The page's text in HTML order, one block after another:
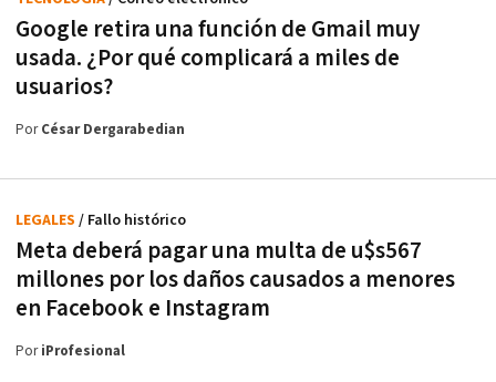
Google retira una función de Gmail muy
usada. ¿Por qué complicará a miles de
usuarios?
PorCésar Dergarabedian
Meta deberá pagar una multa de u$s567
millones por los daños causados a menores
en Facebook e Instagram
LEGALES / Fallo histórico
PoriProfesional